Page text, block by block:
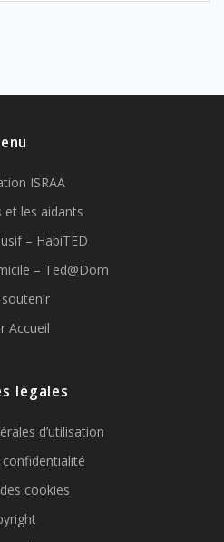
ISRAA
et les aidants
– HabiTED
– Ted@Dom
Accueil
légales
d’utilisation
cookies